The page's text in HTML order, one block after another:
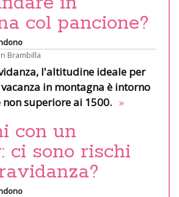
col pancione?
Brambilla
l'altitudine ideale per
in montagna è intorno
superiore ai 1500. »
con un
ci sono rischi